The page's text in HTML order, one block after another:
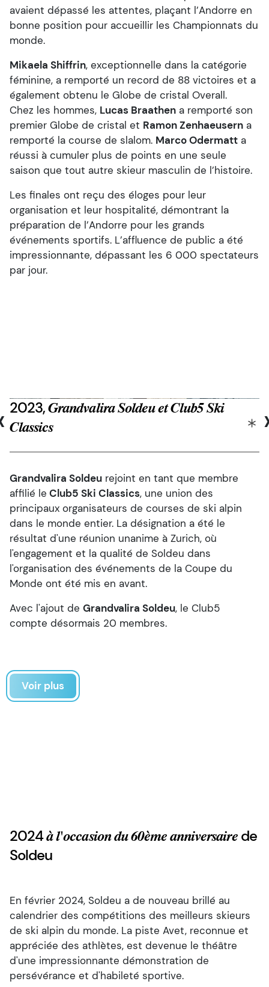
avaient dépassé les attentes, plaçant l’Andorre en
bonne position pour accueillir les Championnats du
monde.
Mikaela Shiffrin, exceptionnelle dans la catégorie
féminine, a remporté un record de 88 victoires et a
également obtenu le Globe de cristal Overall.
Chez les hommes, Lucas Braathen a remporté son
premier Globe de cristal et Ramon Zenhaeusern a
remporté la course de slalom. Marco Odermatt a
réussi à cumuler plus de points en une seule
saison que tout autre skieur masculin de l’histoire.
Les finales ont reçu des éloges pour leur
organisation et leur hospitalité, démontrant la
préparation de l’Andorre pour les grands
événements sportifs. L’affluence de public a été
impressionnante, dépassant les 6 000 spectateurs
par jour.
2023,Grandvalira Soldeu et Club5 Ski
Classics
Grandvalira Soldeu rejoint en tant que membre
affilié le Club5 Ski Classics, une union des
principaux organisateurs de courses de ski alpin
dans le monde entier. La désignation a été le
résultat d'une réunion unanime à Zurich, où
l'engagement et la qualité de Soldeu dans
l'organisation des événements de la Coupe du
Monde ont été mis en avant.
Avec l'ajout de Grandvalira Soldeu, le Club5
compte désormais 20 membres.
Voir plus
2024à l'occasion du 60ème anniversaire de
Soldeu
En février 2024, Soldeu a de nouveau brillé au
calendrier des compétitions des meilleurs skieurs
de ski alpin du monde. La piste Avet, reconnue et
appréciée des athlètes, est devenue le théâtre
d'une impressionnante démonstration de
persévérance et d'habileté sportive.